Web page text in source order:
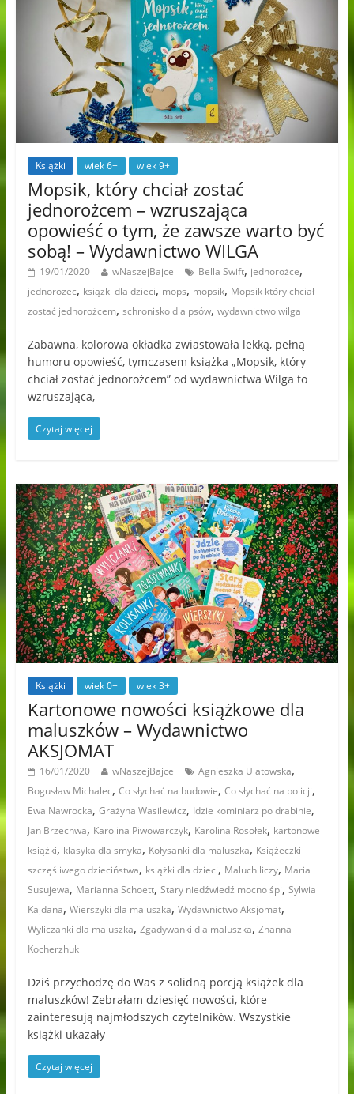
Książki wiek 6+ wiek 9+
Mopsik, który chciał zostać
jednorożcem – wzruszająca
opowieść o tym, że zawsze warto być
sobą! – Wydawnictwo WILGA
19/01/2020 wNaszejBajce Bella Swift, jednorożce,
jednorożec, książki dla dzieci, mops, mopsik, Mopsik który chciał
zostać jednorożcem, schronisko dla psów, wydawnictwo wilga
Zabawna, kolorowa okładka zwiastowała lekką, pełną
humoru opowieść, tymczasem książka „Mopsik, który
chciał zostać jednorożcem” od wydawnictwa Wilga to
wzruszająca,
Czytaj więcej
Książki wiek 0+ wiek 3+
Kartonowe nowości książkowe dla
maluszków – Wydawnictwo
AKSJOMAT
16/01/2020 wNaszejBajce Agnieszka Ulatowska,
Bogusław Michalec, Co słychać na budowie, Co słychać na policji,
Ewa Nawrocka, Grażyna Wasilewicz, Idzie kominiarz po drabinie,
Jan Brzechwa, Karolina Piwowarczyk, Karolina Rosołek, kartonowe
książki, klasyka dla smyka, Kołysanki dla maluszka, Książeczki
szczęśliwego dzieciństwa, książki dla dzieci, Maluch liczy, Maria
Susujewa, Marianna Schoett, Stary niedźwiedź mocno śpi, Sylwia
Kajdana, Wierszyki dla maluszka, Wydawnictwo Aksjomat,
Wyliczanki dla maluszka, Zgadywanki dla maluszka, Zhanna
Kocherzhuk
Dziś przychodzę do Was z solidną porcją książek dla
maluszków! Zebrałam dziesięć nowości, które
zainteresują najmłodszych czytelników. Wszystkie
książki ukazały
Czytaj więcej